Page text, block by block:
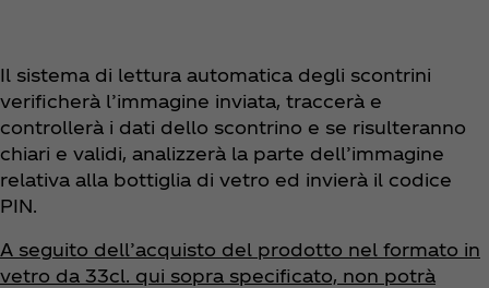
Il sistema di lettura automatica degli scontrini
verificherà l’immagine inviata, traccerà e
controllerà i dati dello scontrino e se risulteranno
chiari e validi, analizzerà la parte dell’immagine
relativa alla bottiglia di vetro ed invierà il codice
PIN.
A seguito dell’acquisto del prodotto nel formato in
vetro da 33cl. qui sopra specificato, non potrà